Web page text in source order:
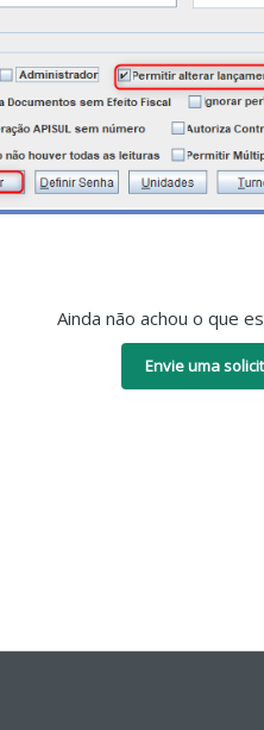
Ainda não achou o que
Envie uma